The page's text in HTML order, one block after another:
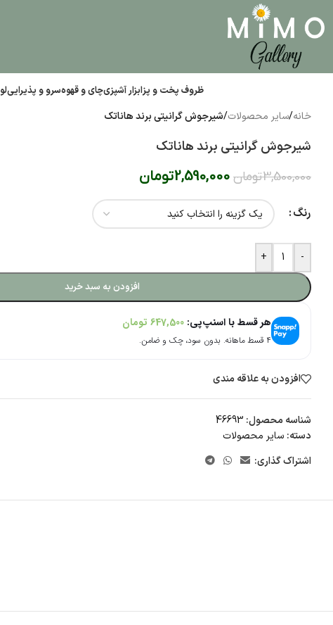
ظروف پخت و پزابزار آشپزیچای و قهوهسرو و پذیرایی
خانه/سایر محصولات/شیرجوش گرانیتی برند هاناتک
شیرجوش گرانیتی برند هاناتک
3,500,000تومان 2,590,000تومان
رنگ
-
+
افزودن به سبد خرید
هر قسط با اسنپ‌پی: 647,500 تومان
۴ قسط ماهانه. بدون سود، چک و ضامن.
افزودن به علاقه مندی
شناسه محصول: 46693
دسته: سایر محصولات
اشتراک گذاری: